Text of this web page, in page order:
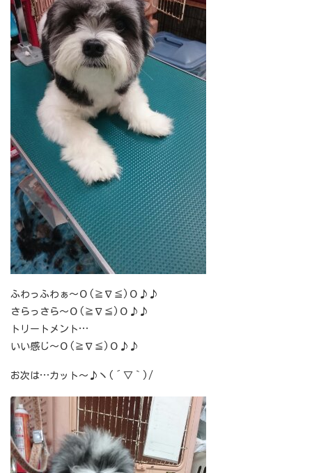
ふわっふわぁ～Ｏ(≧∇≦)Ｏ♪♪
さらっさら～Ｏ(≧∇≦)Ｏ♪♪
トリートメント…
いい感じ～Ｏ(≧∇≦)Ｏ♪♪
お次は…カット～♪ヽ(´▽｀)/